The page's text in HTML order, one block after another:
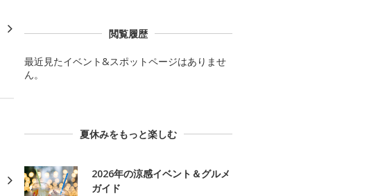
閲覧履歴
最近見たイベント&スポットページはありませ
ん。
夏休みをもっと楽しむ
2026年の涼感イベント＆グルメ
ガイド